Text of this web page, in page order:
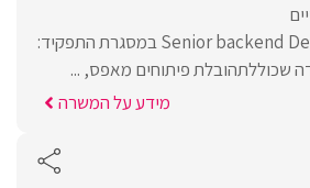
לחברת הייטק בתחום ה-Fintech דרוש/ה Senior backend Developer במסגרת התפקיד:
מידע על המשרה